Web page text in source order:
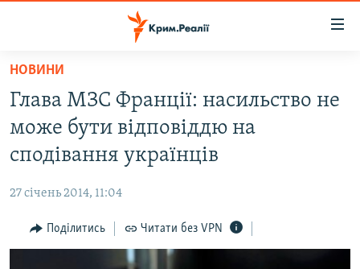
Перейти
основного
матеріалу
до
основної
Перейти
до
ВОДА.КРИМ
ВІДЕО ТА ФОТО
БЛОГИ
ПОГЛЯД
НОВИНИ
Глава МЗС Франції: насильство не
може бути відповіддю на
сподівання українців
27 січень 2014, 11:04
Поділитись Читати без VPN